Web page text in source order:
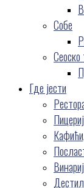
Собе
Сеоско
Где јести